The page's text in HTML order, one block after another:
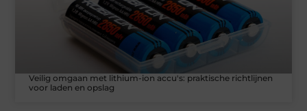
Veilig omgaan met lithium-ion accu's: praktische richtlijnen
voor laden en opslag